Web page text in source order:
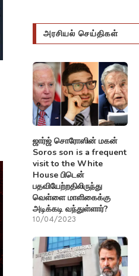
அரசியல் செய்திகள்
ஜார்ஜ் சொரோஸின் மகன்
Soros son is a frequent
visit to the White
House பிடென்
பதவியேற்றதிலிருந்து
வெள்ளை மாளிகைக்கு
அடிக்கடி வந்துள்ளார்?
10/04/2023